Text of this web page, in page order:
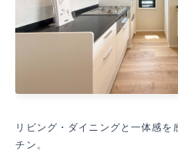
リビング・ダイニングと一体感を
チン。